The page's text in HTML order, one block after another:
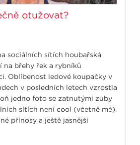
otužovat?
sociálních sítích houbařská
na břehy řek a rybníků
Oblíbenost ledové koupačky v
v posledních letech vzrostla
jedno foto se zatnutými zuby
sítích není cool (včetně mě).
přínosy a ještě jasnější